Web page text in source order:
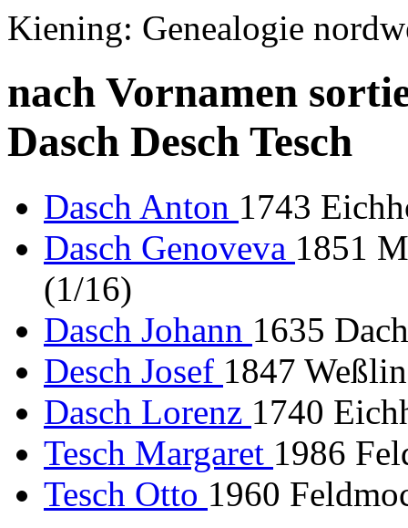
Kiening: Genealogie
nach Vornamen
Dasch Desch Tesch
Dasch Anton 1743
Dasch Genoveva 1851
(1/16)
Dasch Johann 1635
Desch Josef 1847
Dasch Lorenz 1740
Tesch Margaret 1986
Tesch Otto 1960